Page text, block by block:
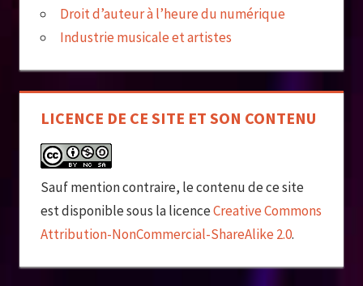
Droit d’auteur à l’heure du numérique
Industrie musicale et artistes
LICENCE DE CE SITE ET SON CONTENU
Sauf mention contraire, le contenu de ce site
est disponible sous la licenceCreative Commons
Attribution-NonCommercial-ShareAlike 2.0.